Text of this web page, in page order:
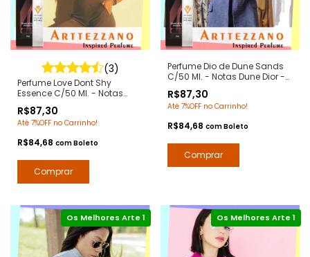
(3)
Perfume Love Dont Shy
Essence C/50 Ml. - Notas
Contratipos Premium - Arte 1
Perfumes
R$87,30
Até 7%OFF no Carrinho!
R$84,68 comBoleto
Perfume Dio de Dune Sands
C/50 Ml. - Notas Dune Dior -
Perfumes
R$87,30
Até 7%OFF no Carrinho!
R$84,68 comBoleto